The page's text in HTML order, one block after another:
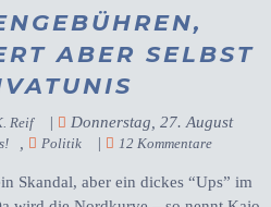
ABER SELBST
Reif |
Donnerstag, 27. August
, Politik | 12 Kommentare
Skandal, aber ein dickes “Ups” im